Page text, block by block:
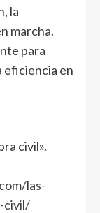
la
marcha.
para
eficiencia en
civil».
las-
civil/